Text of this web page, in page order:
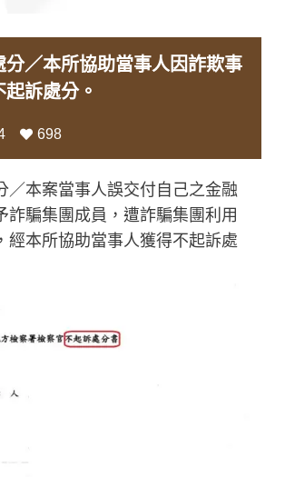
分／本所協助當事人因詐欺事
訴處分。
698
／本案當事人誤交付自己之金融
詐騙集團成員，遭詐騙集團利用
經本所協助當事人獲得不起訴處